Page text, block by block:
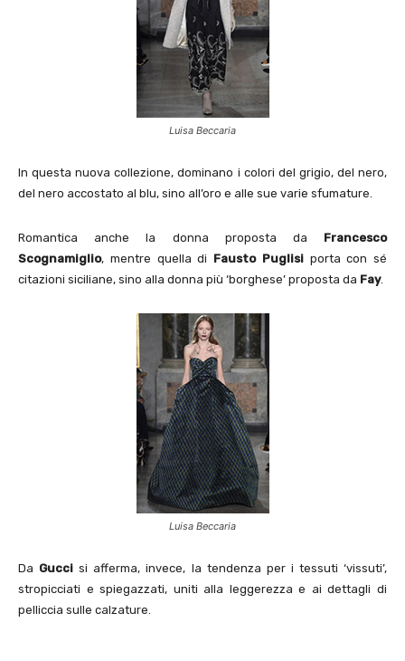
Luisa Beccaria
In questa nuova collezione, dominano i colori del grigio, del nero,
del nero accostato al blu, sino all’oro e alle sue varie sfumature.
Romantica anche la donna proposta da Francesco
Scognamiglio, mentre quella di Fausto Puglisiporta con sé
citazioni siciliane, sino alla donna più ‘borghese’ proposta da Fay.
Luisa Beccaria
Da Gucci si afferma, invece, la tendenza per i tessuti ‘vissuti’,
stropicciati e spiegazzati, uniti alla leggerezza e ai dettagli di
pelliccia sulle calzature.